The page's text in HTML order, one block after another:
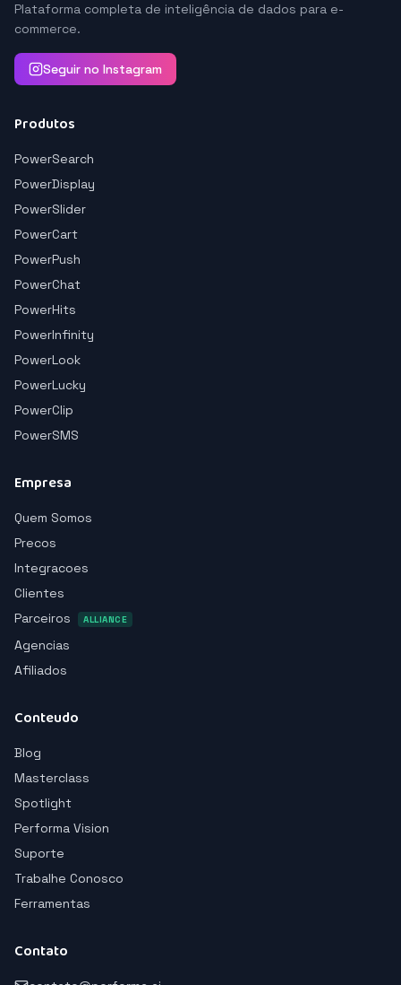
Plataforma completa de inteligência de dados para e-
commerce.
Seguir no Instagram
Produtos
PowerSearch
PowerDisplay
PowerSlider
PowerCart
PowerPush
PowerChat
PowerHits
PowerInfinity
PowerLook
PowerLucky
PowerClip
PowerSMS
Empresa
Quem Somos
Precos
Integracoes
Clientes
Parceiros
ALLIANCE
Agencias
Afiliados
Conteudo
Blog
Masterclass
Spotlight
Performa Vision
Suporte
Trabalhe Conosco
Ferramentas
Contato